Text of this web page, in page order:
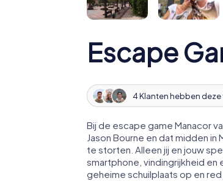
Escape
4 Klanten hebben
Bij de escape game Manacor
Jason Bourne en dat midden
te storten. Alleen jij en jouw
smartphone, vindingrijkheid en
geheime schuilplaats op en